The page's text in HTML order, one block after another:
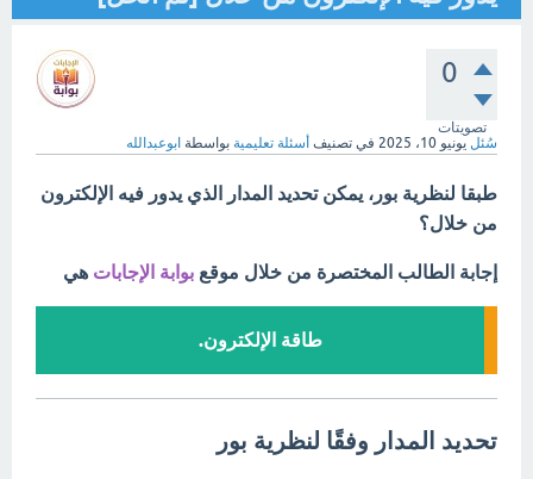
0
تصويتات
سُئل يونيو 10، 2025 في تصنيف أسئلة تعليمية بواسطة ابوعبدالله
طبقا لنظرية بور، يمكن تحديد المدار الذي يدور فيه الإلكترون
من خلال؟
إجابة الطالب المختصرة من خلال موقع بوابة الإجابات هي
طاقة الإلكترون.
تحديد المدار وفقًا لنظرية بور